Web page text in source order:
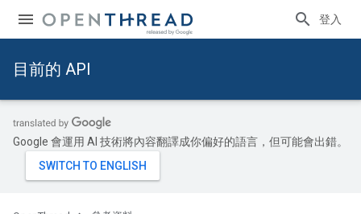
登入
目前的 API
Google 會運用 AI 技術將內容翻譯成你偏好的語言，但可能會出錯。